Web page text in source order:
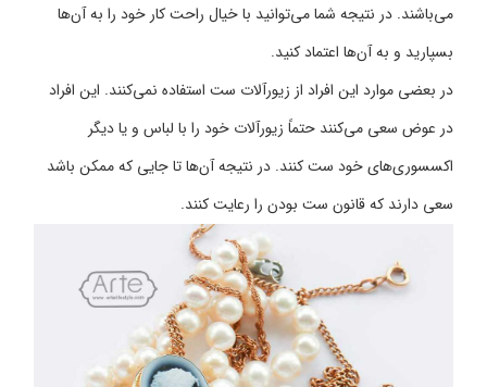
می‌باشند. در نتیجه شما می‌توانید با خیال راحت کار خود را به آن‌ها
بسپارید و به آن‌ها اعتماد کنید.
در بعضی موارد این افراد از زیورآلات ست استفاده نمی‌کنند. این افراد
در عوض سعی می‌کنند حتماً زیورآلات خود را با لباس و یا دیگر
اکسسوری‌های خود ست کنند. در نتیجه آن‌ها تا جایی که ممکن باشد
سعی دارند که قانون ست بودن را رعایت کنند.